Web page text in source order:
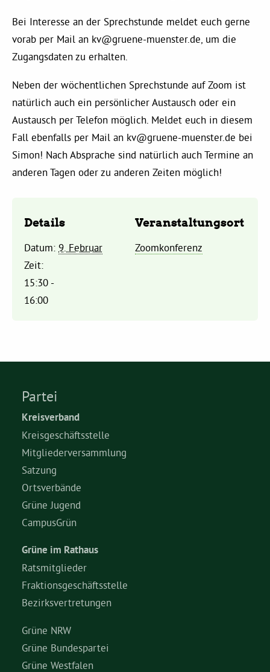
Dorothea Deppermann, MdL
Josefine Paul, MdL
Robin Korte, MdL
Daniel Freund, MdEP
Delegierte
Grüne im Rathaus
Ratsfraktion
Ratsmitglieder 2025 – 2030
Aktiv werden
Termine
Arbeitsgruppen
Mitglied werden
Kommunalpolitik
Engagement-Sprechstunde
Bei Interesse an der Sprechstunde meldet euch gerne
vorab per Mail an kv@gruene-muenster.de , um die
Zugangsdaten zu erhalten.
Neben der wöchentlichen Sprechstunde auf Zoom ist
natürlich auch ein persönlicher Austausch oder ein
Austausch per Telefon möglich. Meldet euch in diesem
Fall ebenfalls per Mail an kv@gruene-muenster.de bei
Simon! Nach Absprache sind natürlich auch Termine an
anderen Tagen oder zu anderen Zeiten möglich!
Details
Datum: 9. Februar
Zeit:
15:30 -
16:00
Veranstaltungsort
Zoomkonferenz
Partei
Kreisverband
Kreisgeschäftsstelle
Mitgliederversammlung
Satzung
Ortsverbände
Grüne Jugend
CampusGrün
Grüne im Rathaus
Ratsmitglieder
Fraktionsgeschäftsstelle
Bezirksvertretungen
Grüne NRW
Grüne Bundespartei
Grüne Westfalen